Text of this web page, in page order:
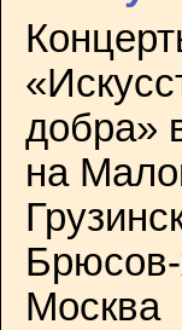
добра»
на
Москва